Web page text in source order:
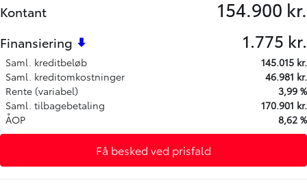
Kontant 154.900 kr.
Finansiering 1.775 kr.
Saml. kreditbeløb
145.015 kr.
Saml. kreditomkostninger
46.981 kr.
Rente (variabel)
3,99 %
Saml. tilbagebetaling
170.901 kr.
ÅOP
8,62 %
Få besked ved prisfald